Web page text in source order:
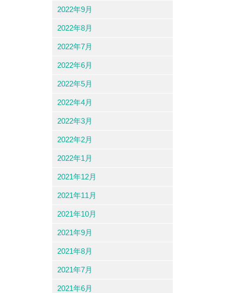
2022年9月
2022年8月
2022年7月
2022年6月
2022年5月
2022年4月
2022年3月
2022年2月
2022年1月
2021年12月
2021年11月
2021年10月
2021年9月
2021年8月
2021年7月
2021年6月